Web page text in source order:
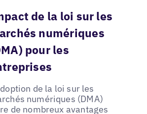
de la loi sur les
numériques
pour les
de la loi sur les
numériques (DMA)
de nombreux avantages